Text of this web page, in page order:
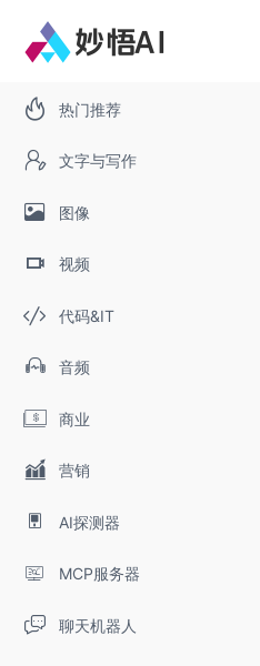
热门推荐
文字与写作
图像
视频
代码&IT
音频
商业
营销
AI探测器
MCP服务器
聊天机器人